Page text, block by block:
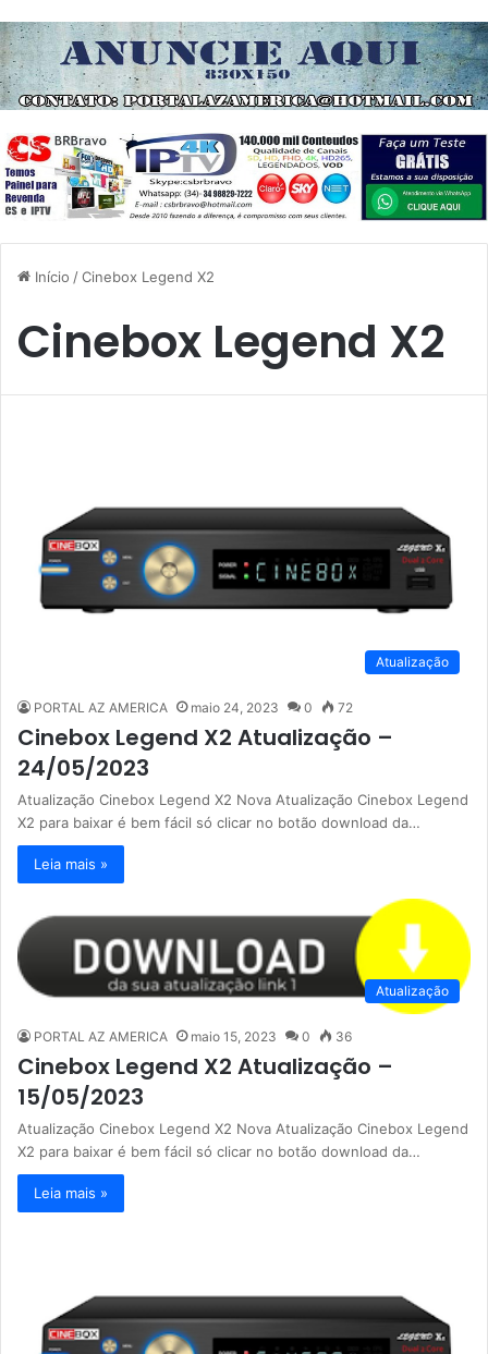
Início /Cinebox Legend X2
Cinebox Legend X2
Atualização
PORTAL AZ AMERICA maio 24, 2023 0 72
Cinebox Legend X2 Atualização –
24/05/2023
Atualização Cinebox Legend X2 Nova Atualização Cinebox Legend
X2 para baixar é bem fácil só clicar no botão download da…
Leia mais »
Atualização
PORTAL AZ AMERICA maio 15, 2023 0 36
Cinebox Legend X2 Atualização –
15/05/2023
Atualização Cinebox Legend X2 Nova Atualização Cinebox Legend
X2 para baixar é bem fácil só clicar no botão download da…
Leia mais »